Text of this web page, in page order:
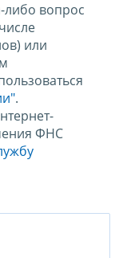
либо вопрос
или
.
ФНС